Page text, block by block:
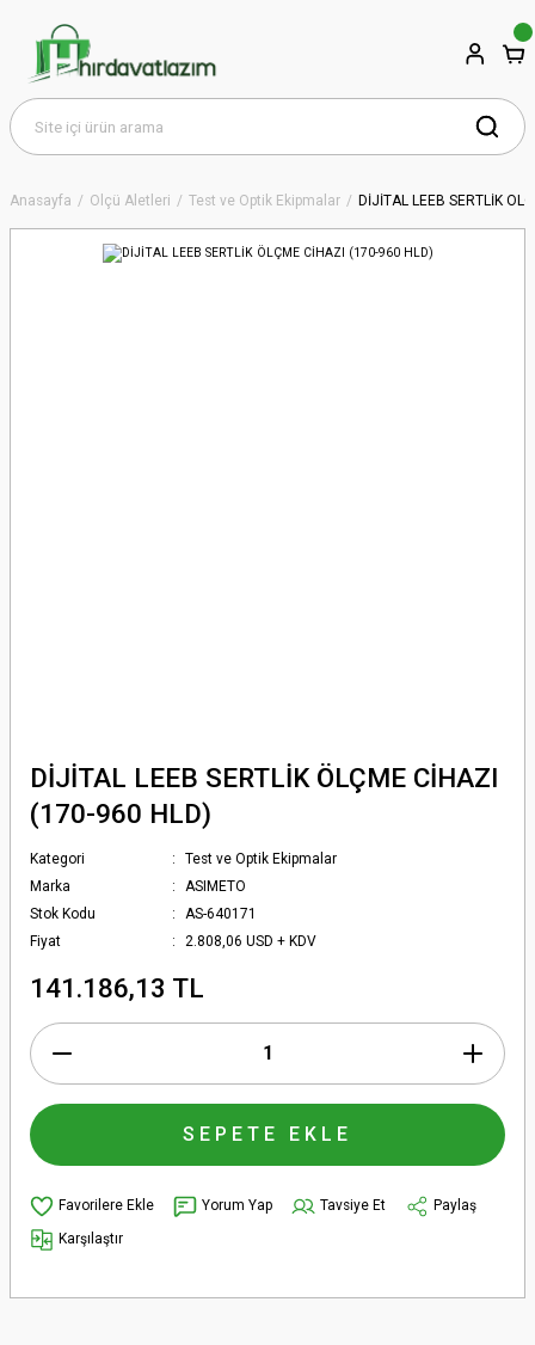
Anasayfa Ölçü Aletleri Test ve Optik Ekipmalar DİJİTAL LEEB SERTLİK
DİJİTAL LEEB SERTLİK ÖLÇME CİHAZI
(170-960 HLD)
Kategori
Test ve Optik Ekipmalar
Marka
ASIMETO
Stok Kodu
AS-640171
Fiyat
2.808,06 USD + KDV
141.186,13 TL
SEPETE EKLE
Yorum Yap Tavsiye Et
Paylaş
Karşılaştır